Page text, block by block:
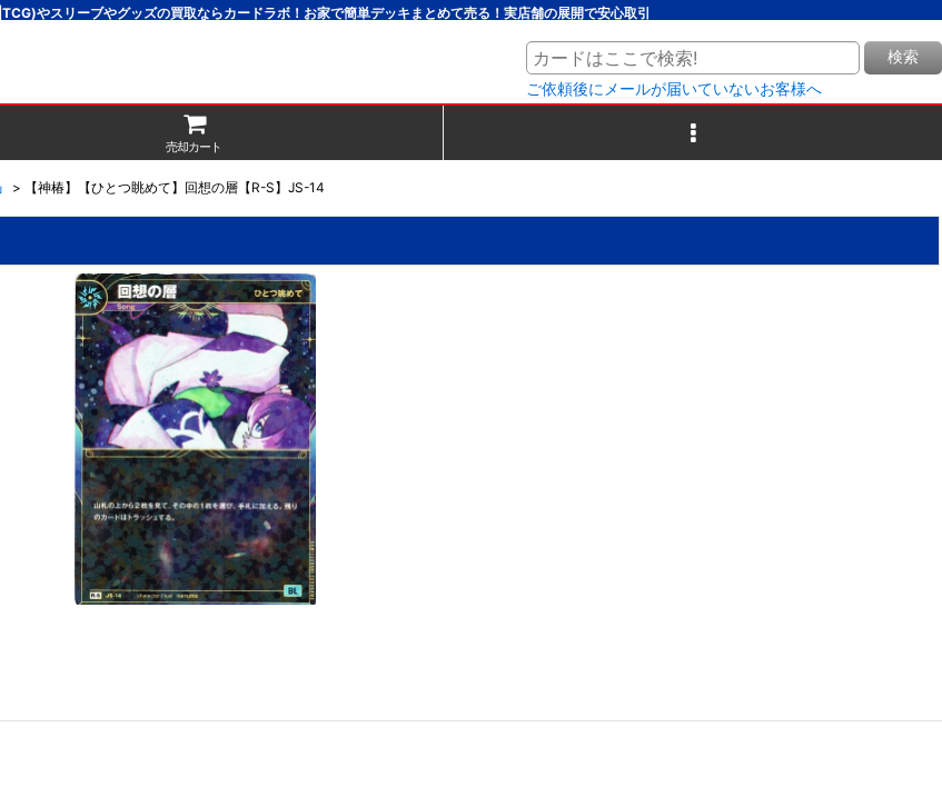
やスリーブやグッズの買取ならカードラボ！お家で簡単デッキまとめて売る！実店舗の展開で安心取引
検索
ご依頼後にメールが届いていないお客様へ
売却カート
> 【神椿】【ひとつ眺めて】回想の層【R-S】JS-14